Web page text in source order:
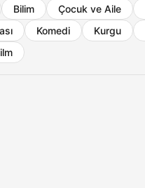
Bilim Çocuk ve Aile
Komedi Kurgu